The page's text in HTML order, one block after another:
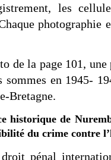
les
photographie
de la page 101,
en 1945-
Bretagne.
historique de
du crime contre
pénal